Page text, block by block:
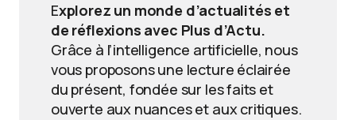
Explorez un monde d’actualités et
de réflexions avec Plus d’Actu.
Grâce à l’intelligence artificielle, nous
vous proposons une lecture éclairée
du présent, fondée sur les faits et
ouverte aux nuances et aux critiques.